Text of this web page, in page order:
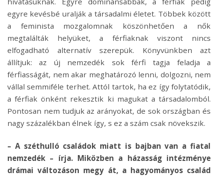
egyre kevésbé uralják a társadalmi életet. Többek között
a feminista mozgalomnak köszönhetően a nők
megtalálták helyüket, a férfiaknak viszont nincs
elfogadható alternatív szerepük. Könyvünkben azt
állítjuk: az új nemzedék sok férfi tagja feladja a
férfiasságát, nem akar meghatározó lenni, dolgozni, nem
vállal semmiféle terhet. Attól tartok, ha ez így folytatódik,
a férfiak önként rekesztik ki magukat a társadalomból.
Pontosan nem tudjuk az arányokat, de sok országban és
nagy százalékban élnek így, s ez a szám csak növekszik.
– A széthulló családok miatt is bajban van a fiatal
nemzedék – írja. Miközben a házasság intézménye
drámai változáson megy át, a hagyományos család